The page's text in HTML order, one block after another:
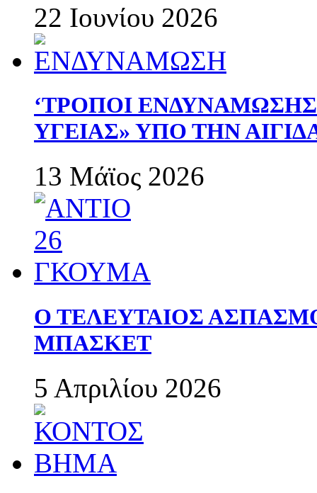
22 Ιουνίου 2026
‘ΤΡΟΠΟΙ
ΥΓΕΙΑΣ» ΥΠΟ ΤΗΝ
13 Μάϊος 2026
Ο ΤΕΛΕΥΤΑΙΟΣ
ΜΠΑΣΚΕΤ
5 Απριλίου 2026